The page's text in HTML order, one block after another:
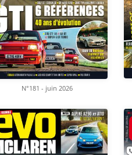
N°181 - juin 2026